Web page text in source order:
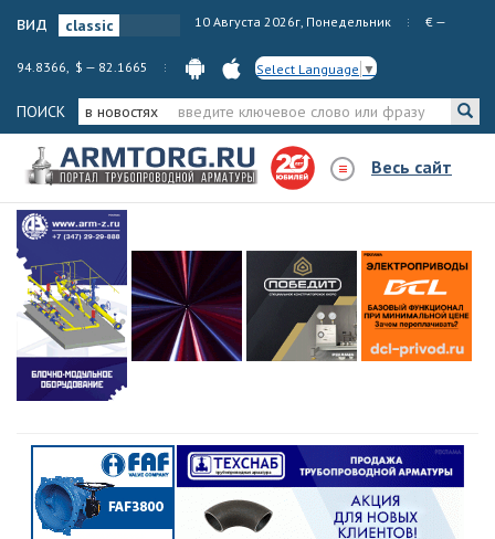
вид 10 Августа 2026г, Понедельник € —
94.8366, $ — 82.1665 Select Language ▼
ПОИСК в новостях
Весь сайт